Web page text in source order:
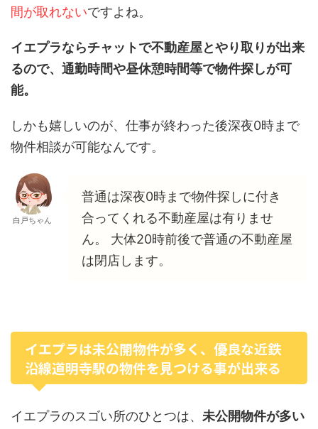
間が取れないですよね。
イエプラならチャットで不動産屋とやり取りが出来
るので、通勤時間や昼休憩時間等で物件探しが可
能。
しかも嬉しいのが、仕事が終わった後深夜0時まで
物件相談が可能なんです。
白戸ちゃん
普通は深夜0時まで物件探しに付き
合ってくれる不動産屋は有りませ
ん。 大体20時前後で普通の不動産屋
は閉店します。
イエプラは未公開物件が多く、優良な近鉄
沿線道明寺駅の物件を見つける事が出来る
イエプラのスゴい所のひとつは、 未公開物件が多い